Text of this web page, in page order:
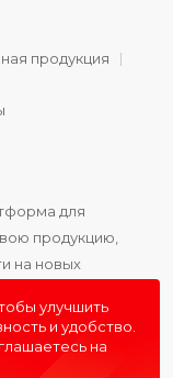
продукция
для
продукцию,
на новых
улучшить
и удобство.
на